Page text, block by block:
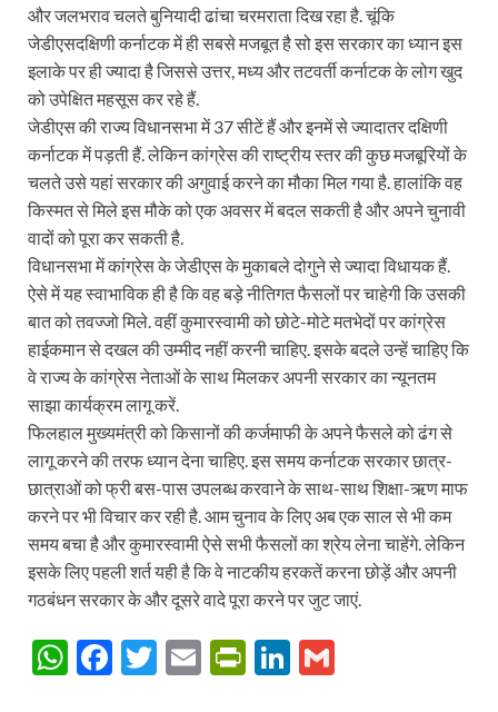
और जलभराव चलते बुनियादी ढांचा चरमराता दिख रहा है. चूंकि
जेडीएसदक्षिणी कर्नाटक में ही सबसे मजबूत है सो इस सरकार का ध्यान इस
इलाके पर ही ज्यादा है जिससे उत्तर, मध्य और तटवर्ती कर्नाटक के लोग खुद
को उपेक्षित महसूस कर रहे हैं.
जेडीएस की राज्य विधानसभा में 37 सीटें हैं और इनमें से ज्यादातर दक्षिणी
कर्नाटक में पड़ती हैं. लेकिन कांग्रेस की राष्ट्रीय स्तर की कुछ मजबूरियों के
चलते उसे यहां सरकार की अगुवाई करने का मौका मिल गया है. हालांकि वह
किस्मत से मिले इस मौके को एक अवसर में बदल सकती है और अपने चुनावी
वादों को पूरा कर सकती है.
विधानसभा में कांग्रेस के जेडीएस के मुकाबले दोगुने से ज्यादा विधायक हैं.
ऐसे में यह स्वाभाविक ही है कि वह बड़े नीतिगत फैसलों पर चाहेगी कि उसकी
बात को तवज्जो मिले. वहीं कुमारस्वामी को छोटे-मोटे मतभेदों पर कांग्रेस
हाईकमान से दखल की उम्मीद नहीं करनी चाहिए. इसके बदले उन्हें चाहिए कि
वे राज्य के कांग्रेस नेताओं के साथ मिलकर अपनी सरकार का न्यूनतम
साझा कार्यक्रम लागू करें.
फिलहाल मुख्यमंत्री को किसानों की कर्जमाफी के अपने फैसले को ढंग से
लागू करने की तरफ ध्यान देना चाहिए. इस समय कर्नाटक सरकार छात्र-
छात्राओं को फ्री बस-पास उपलब्ध करवाने के साथ-साथ शिक्षा-ऋण माफ
करने पर भी विचार कर रही है. आम चुनाव के लिए अब एक साल से भी कम
समय बचा है और कुमारस्वामी ऐसे सभी फैसलों का श्रेय लेना चाहेंगे. लेकिन
इसके लिए पहली शर्त यही है कि वे नाटकीय हरकतें करना छोड़ें और अपनी
गठबंधन सरकार के और दूसरे वादे पूरा करने पर जुट जाएं.
W F
T
E
P
Li